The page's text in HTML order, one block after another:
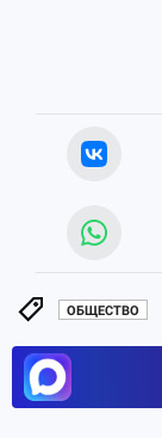
ОБЩЕСТВО